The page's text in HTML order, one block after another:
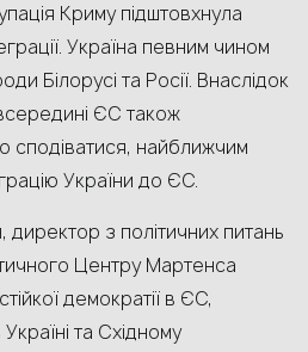
Криму підштовхнула
Україна певним чином
Білорусі та Росії. Внаслідок
ЄС також
сподіватися, найближчим
України до ЄС.
з політичних питань
Центру Мартенса
демократії в ЄС,
Україні та Східному